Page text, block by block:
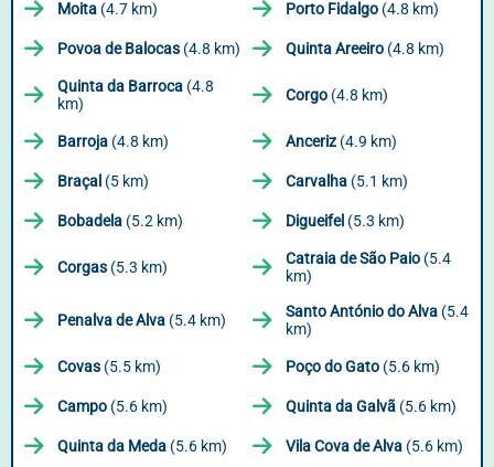
Moita (4.7 km) Porto Fidalgo (4.8 km)
Povoa de Balocas (4.8 km) Quinta Areeiro (4.8 km)
Quinta da Barroca (4.8
km)
Corgo (4.8 km)
Barroja (4.8 km) Anceriz (4.9 km)
Braçal (5 km) Carvalha (5.1 km)
Bobadela (5.2 km) Digueifel (5.3 km)
Corgas (5.3 km) Catraia de São Paio (5.4
km)
Penalva de Alva (5.4 km) Santo António do Alva (5.4
km)
Covas (5.5 km) Poço do Gato (5.6 km)
Campo (5.6 km) Quinta da Galvã (5.6 km)
Quinta da Meda (5.6 km) Vila Cova de Alva (5.6 km)